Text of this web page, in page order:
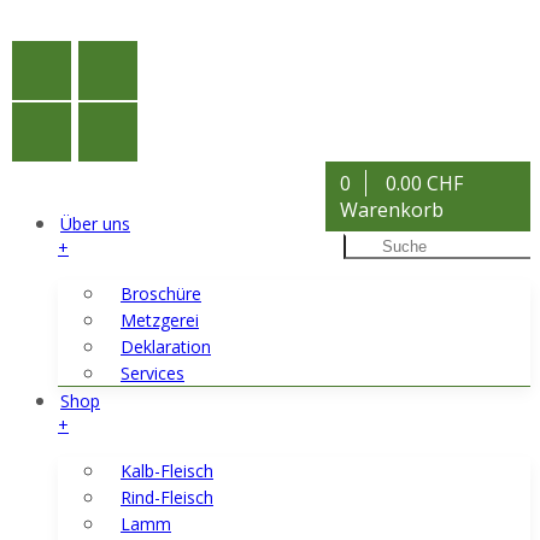
0
0.00 CHF
Warenkorb
Über uns
+
Broschüre
Metzgerei
Deklaration
Services
Shop
+
Kalb-Fleisch
Rind-Fleisch
Lamm